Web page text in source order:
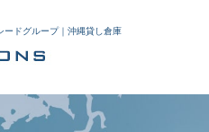
ードグループ｜沖縄貸し倉庫